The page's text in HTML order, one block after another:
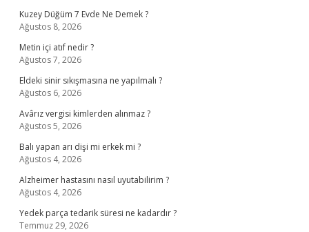
Kuzey Düğüm 7 Evde Ne Demek ?
Ağustos 8, 2026
Metin içi atıf nedir ?
Ağustos 7, 2026
Eldeki sinir sıkışmasına ne yapılmalı ?
Ağustos 6, 2026
Avârız vergisi kimlerden alınmaz ?
Ağustos 5, 2026
Balı yapan arı dişi mi erkek mi ?
Ağustos 4, 2026
Alzheimer hastasını nasıl uyutabilirim ?
Ağustos 4, 2026
Yedek parça tedarik süresi ne kadardır ?
Temmuz 29, 2026